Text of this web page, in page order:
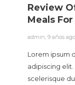
Review
Meals
admin ,9 años ago
Lorem ipsum
adipiscing
scelerisque